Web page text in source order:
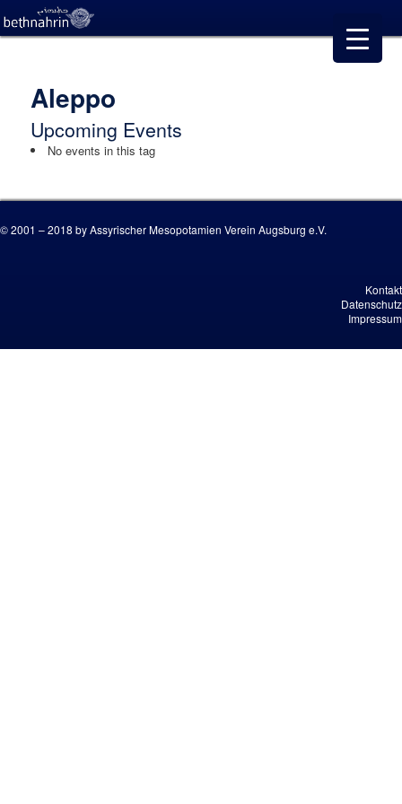
Aleppo
Upcoming Events
No events in this tag
© 2001 – 2018 by Assyrischer Mesopotamien Verein Augsburg e.V.
Kontakt
Datenschutz
Impressum